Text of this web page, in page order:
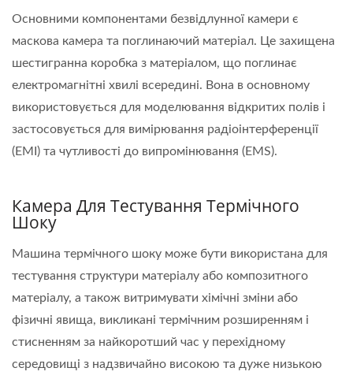
Основними компонентами безвідлунної камери є
маскова камера та поглинаючий матеріал. Це захищена
шестигранна коробка з матеріалом, що поглинає
електромагнітні хвилі всередині. Вона в основному
використовується для моделювання відкритих полів і
застосовується для вимірювання радіоінтерференції
(EMI) та чутливості до випромінювання (EMS).
Камера Для Тестування Термічного
Шоку
Машина термічного шоку може бути використана для
тестування структури матеріалу або композитного
матеріалу, а також витримувати хімічні зміни або
фізичні явища, викликані термічним розширенням і
стисненням за найкоротший час у перехідному
середовищі з надзвичайно високою та дуже низькою